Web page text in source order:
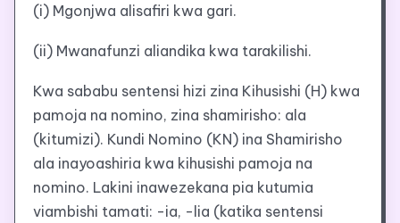
(i) Mgonjwa alisafiri kwa gari.
(ii) Mwanafunzi aliandika kwa tarakilishi.
Kwa sababu sentensi hizi zina Kihusishi (H) kwa
pamoja na nomino, zina shamirisho: ala
(kitumizi). Kundi Nomino (KN) ina Shamirisho
ala inayoashiria kwa kihusishi pamoja na
nomino. Lakini inawezekana pia kutumia
viambishi tamati: -ia, -lia (katika sentensi